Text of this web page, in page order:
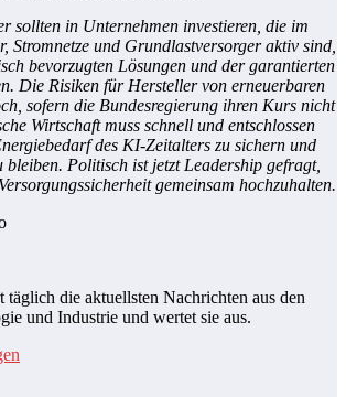
sollten in Unternehmen investieren, die im
Stromnetze und Grundlastversorger aktiv sind,
bevorzugten Lösungen und der garantierten
Die Risiken für Hersteller von erneuerbaren
sofern die Bundesregierung ihren Kurs nicht
Wirtschaft muss schnell und entschlossen
des KI-Zeitalters zu sichern und
bleiben. Politisch ist jetzt Leadership gefragt,
gemeinsam hochzuhalten.
täglich die aktuellsten Nachrichten aus den
und Industrie und wertet sie aus.